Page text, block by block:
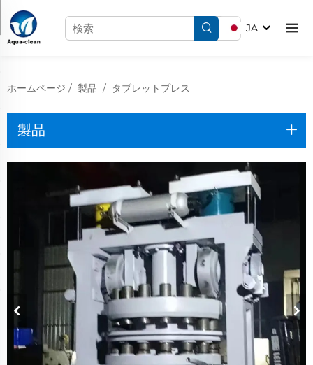
JA
ホームページ / 製品 / タブレットプレス
製品